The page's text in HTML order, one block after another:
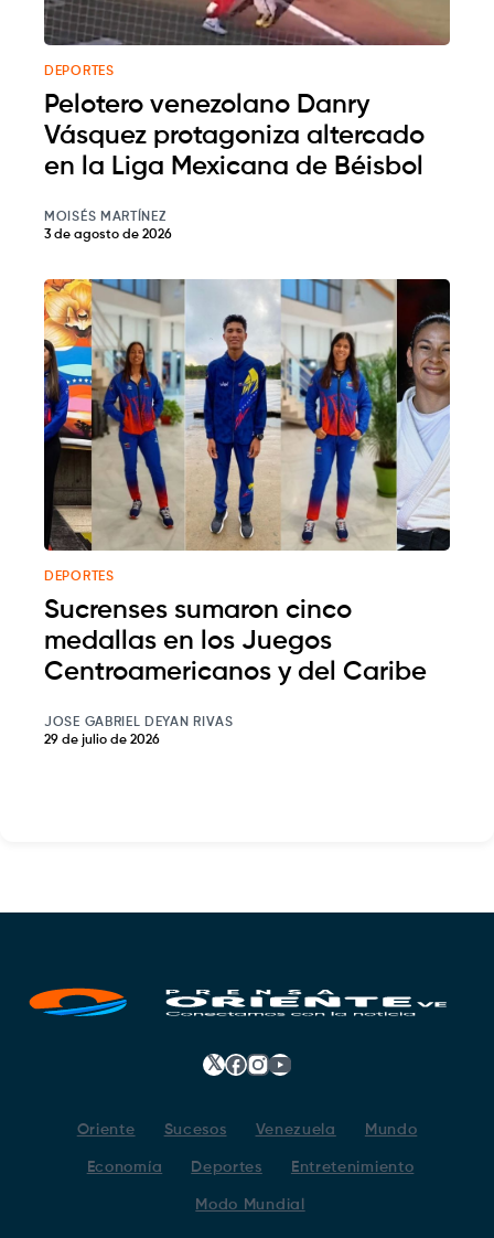
DEPORTES
Pelotero venezolano Danry
Vásquez protagoniza altercado
en la Liga Mexicana de Béisbol
MOISÉS MARTÍNEZ
3 de agosto de 2026
DEPORTES
Sucrenses sumaron cinco
medallas en los Juegos
Centroamericanos y del Caribe
JOSE GABRIEL DEYAN RIVAS
29 de julio de 2026
𝕏 Facebook
Instagram
YouTube
Oriente Sucesos Venezuela Mundo
Economía Deportes Entretenimiento
Modo Mundial